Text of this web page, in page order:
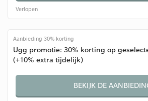
Verlopen
Aanbieding 30% korting
Ugg promotie: 30% korting op
(+10% extra tijdelijk)
BEKIJK DE